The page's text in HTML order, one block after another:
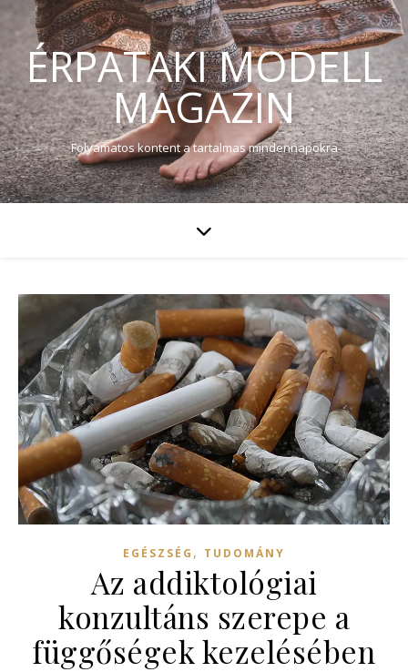
ÉRPATAKI MODELL
MAGAZIN
Folyamatos kontent a tartalmas mindennapokra
EGÉSZSÉG , TUDOMÁNY
Az addiktológiai
konzultáns szerepe a
függőségek kezelésében